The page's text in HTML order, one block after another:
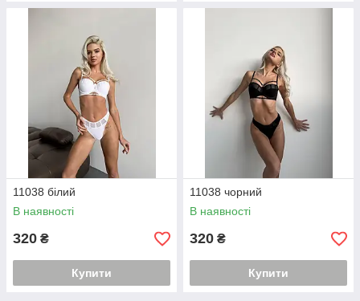
11038 білий
В наявності
320 ₴
Купити
11038 чорний
В наявності
320 ₴
Купити